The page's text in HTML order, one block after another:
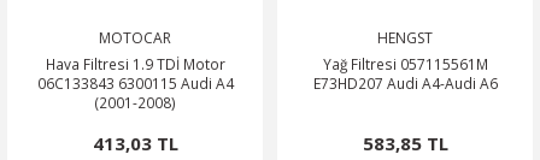
MOTOCAR
Hava Filtresi 1.9 TDİ Motor
06C133843 6300115 Audi A4
(2001-2008)
413,03 TL
HENGST
Yağ Filtresi 057115561M
E73HD207 Audi A4-Audi A6
583,85 TL